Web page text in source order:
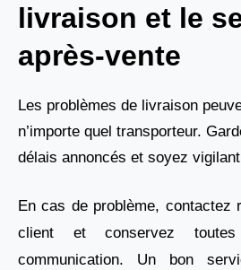
livraison et le
après-vente
Les problèmes de livraison
n’importe quel transporteur.
délais annoncés et soyez
En cas de problème, contactez
client et conservez
communication. Un bon